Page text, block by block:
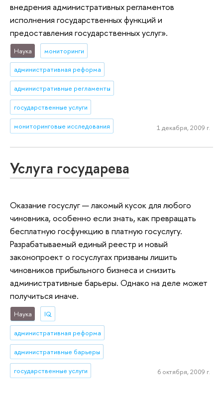
внедрения административных регламентов
исполнения государственных функций и
предоставления государственных услуг».
Наука мониторинги
административная реформа
административные регламенты
государственные услуги
мониторинговые исследования 1 декабря, 2009 г.
Услуга государева
Оказание госуслуг — лакомый кусок для любого
чиновника, особенно если знать, как превращать
бесплатную госфункцию в платную госуслугу.
Разрабатываемый единый реестр и новый
законопроект о госуслугах призваны лишить
чиновников прибыльного бизнеса и снизить
административные барьеры. Однако на деле может
получиться иначе.
Наука IQ
административная реформа
административные барьеры
государственные услуги 6 октября, 2009 г.